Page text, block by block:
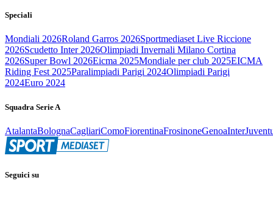
Speciali
Mondiali 2026Roland Garros 2026Sportmediaset Live Riccione
2026Scudetto Inter 2026Olimpiadi Invernali Milano Cortina
2026Super Bowl 2026Eicma 2025Mondiale per club 2025EICMA
Riding Fest 2025Paralimpiadi Parigi 2024Olimpiadi Parigi
2024Euro 2024
Squadra Serie A
AtalantaBolognaCagliariComoFiorentinaFrosinoneGenoaInter
Seguici su